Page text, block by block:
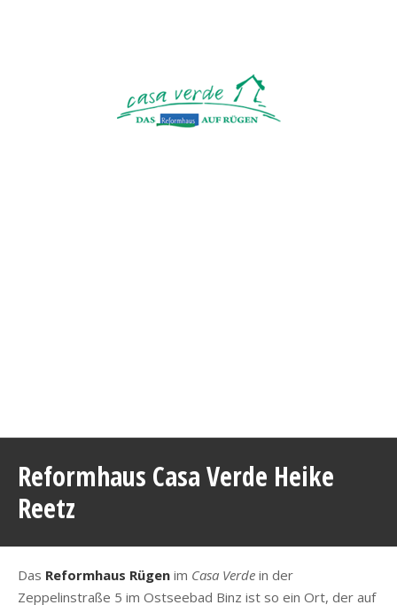
Reformhaus Casa Verde Heike
Reetz
Das Reformhaus Rügen im Casa Verde in der
Zeppelinstraße 5 im Ostseebad Binz ist so ein Ort, der auf